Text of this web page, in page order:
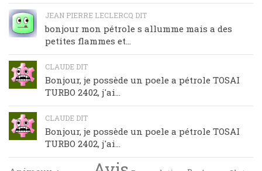
JEAN PIERRE LECLERCQ DIT
bonjour mon pétrole s allumme mais a des
petites flammes et...
CLAUDE DIT
Bonjour, je possède un poele a pétrole TOSAI
TURBO 2402, j'ai...
CLAUDE DIT
Bonjour, je possède un poele a pétrole TOSAI
TURBO 2402, j'ai...